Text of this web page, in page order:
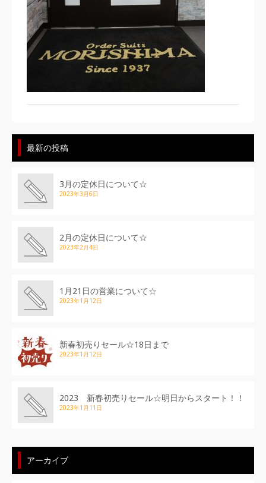
最新の投稿
3月の定休日について☆
2023年3月6日
2月の定休日について☆
2023年2月4日
1月21日の営業について☆
2023年1月12日
新春初売りセール☆18日まで
2023年1月12日
2023 新春初売りセール☆明日からスタート！！
2023年1月11日
アーカイブ